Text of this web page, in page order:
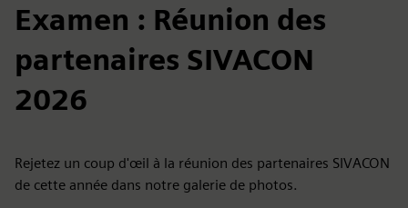
Examen : Réunion des
partenaires SIVACON
2026
Rejetez un coup d'œil à la réunion des partenaires SIVACON
de cette année dans notre galerie de photos.